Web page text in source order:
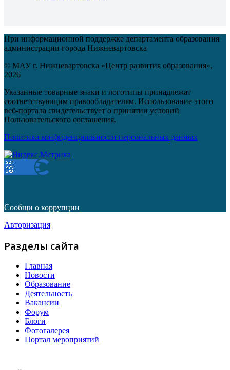
При информационной поддержке департамента образования
администрации города Нижневартовска
© МАУ г. Нижневартовска «Центр развития образования»,
2026
Указанные товарные знаки и логотипы принадлежат
соответствующим правообладателям. Использование этого
веб-портала свидетельствует о принятии условий
Пользовательского соглашения.
Политика конфиденциальности персональных данных
Сообщи о коррупции
Авторизация
Разделы сайта
Главная
Новости
Образование
Деятельность
Вакансии
Форум
Блоги
Фотогалерея
Портал мероприятий